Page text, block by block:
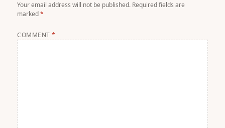
Your email address will not be published. Required fields are
marked*
COMMENT*